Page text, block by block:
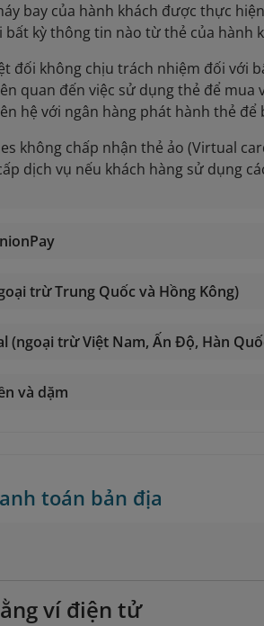
bay của hành khách được thực
bất kỳ thông tin nào từ thẻ của hành
đối không chịu trách nhiệm đối với
quan đến việc sử dụng thẻ để mua
hệ với ngân hàng phát hành thẻ
không chấp nhận thẻ ảo (Virtual
dịch vụ nếu khách hàng sử dụng
trừ Trung Quốc và Hồng Kông)
(ngoại trừ Việt Nam, Ấn Độ, Hàn
và dặm
toán bản địa
ví điện tử